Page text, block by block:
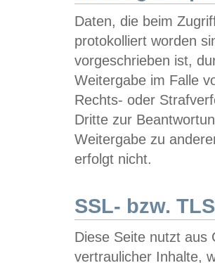
Daten, die beim
protokolliert worden
vorgeschrieben ist,
Weitergabe im Falle
Rechts- oder
Dritte zur
Weitergabe zu
erfolgt nicht.
SSL- bzw.
Diese Seite nutzt aus
vertraulicher Inhalte,